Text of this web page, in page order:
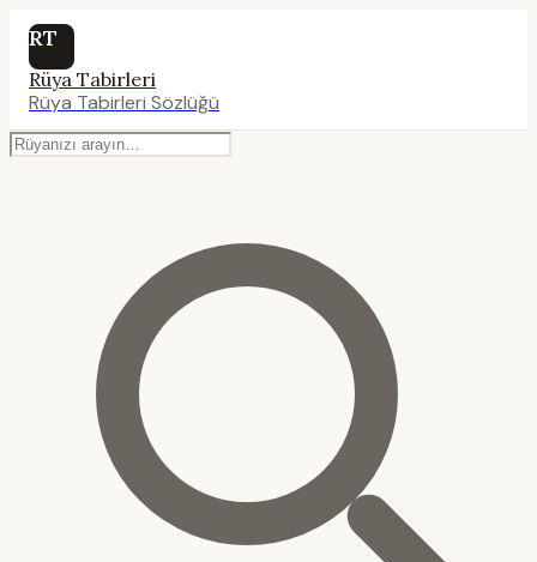
RT
Rüya Tabirleri
Rüya Tabirleri Sözlüğü